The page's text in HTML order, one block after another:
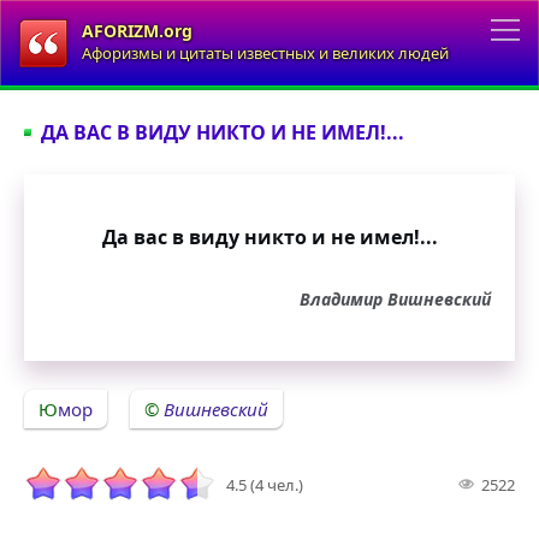
AFORIZM.org
Афоризмы и цитаты известных и великих людей
ДА ВАС В ВИДУ НИКТО И НЕ ИМЕЛ!...
Да вас в виду никто и не имел!...
Владимир Вишневский
Юмор Вишневский
4.5 (4 чел.) 2522